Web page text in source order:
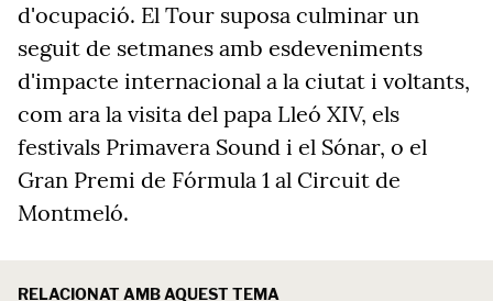
d'ocupació. El Tour suposa culminar un
seguit de setmanes amb esdeveniments
d'impacte internacional a la ciutat i voltants,
com ara la visita del papa Lleó XIV, els
festivals Primavera Sound i el Sónar, o el
Gran Premi de Fórmula 1 al Circuit de
Montmeló.
RELACIONAT AMB AQUEST TEMA